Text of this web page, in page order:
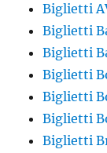
Biglietti
Biglietti
Biglietti
Biglietti
Biglietti
Biglietti
Biglietti